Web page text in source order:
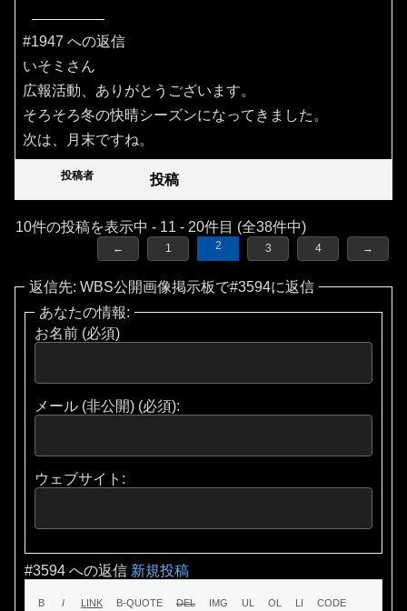
#1947 への返信
いそミさん
広報活動、ありがとうございます。
そろそろ冬の快晴シーズンになってきました。
次は、月末ですね。
投稿者 投稿
10件の投稿を表示中 - 11 - 20件目 (全38件中)
← 1 2 3 4 →
返信先: WBS公開画像掲示板で#3594に返信
あなたの情報:
お名前 (必須)
メール (非公開) (必須):
ウェブサイト:
#3594 への返信 新規投稿